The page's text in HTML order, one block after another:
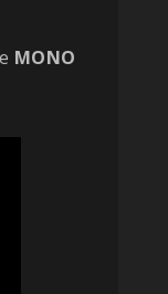
MONO